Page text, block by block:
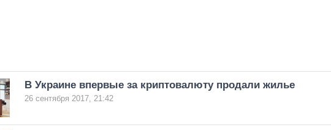
В Украине впервые за криптовалюту продали жилье
26 сентября 2017, 21:42